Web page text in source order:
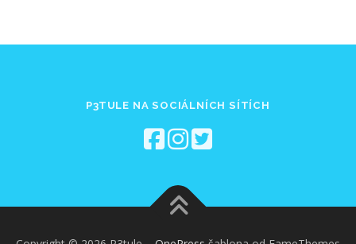
P3TULE NA SOCIÁLNÍCH SÍTÍCH